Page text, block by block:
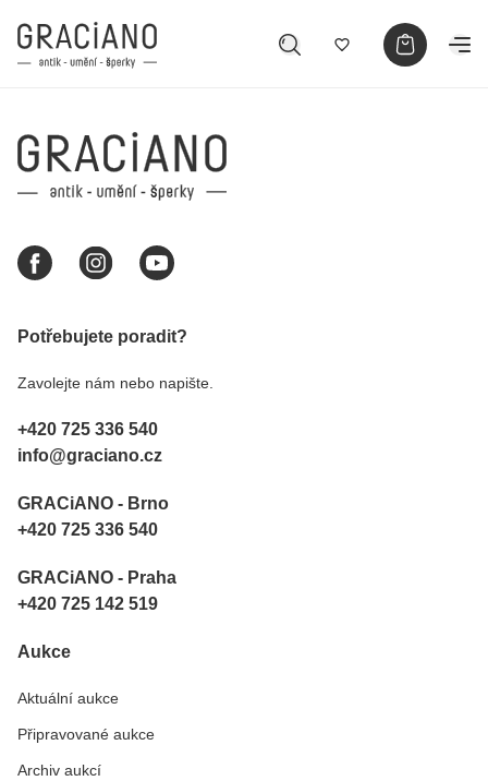
Potřebujete poradit?
Zavolejte nám nebo napište.
+420 725 336 540
info@graciano.cz
GRACiANO - Brno
+420 725 336 540
GRACiANO - Praha
+420 725 142 519
Aukce
Aktuální aukce
Připravované aukce
Archiv aukcí